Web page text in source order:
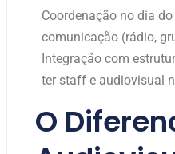
Coordenação no dia
comunicação (rádio,
Integração com
ter staff e audiovisual
O